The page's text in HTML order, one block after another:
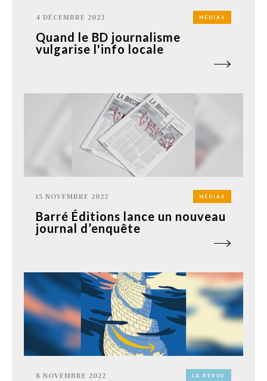
4 DÉCEMBRE 2023 MÉDIAS
Quand le BD journalisme
vulgarise l'info locale
15 NOVEMBRE 2022 MÉDIAS
Barré Éditions lance un nouveau
journal d’enquête
8 NOVEMBRE 2022 LA REVUE